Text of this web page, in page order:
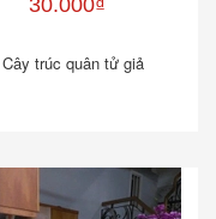
30.000₫
Cây trúc quân tử giả